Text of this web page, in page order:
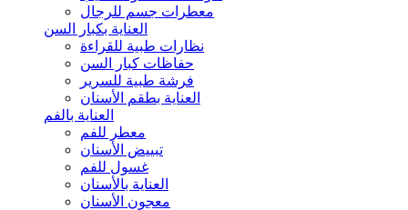
معطرات جسم للرجال
العناية بكبار السن
نظارات طبية للقراءة
حفاظات كبار السن
فرشة طبية للسرير
العناية بطقم الأسنان
العناية بالفم
معطر للفم
تبييض الأسنان
غسول للفم
العناية بالأسنان
معجون الأسنان